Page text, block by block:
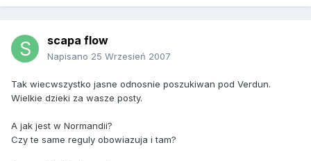
scapa flow
Napisano 25 Wrzesień 2007
Tak wiecwszystko jasne odnosnie poszukiwan pod Verdun.
Wielkie dzieki za wasze posty.
A jak jest w Normandii?
Czy te same reguly obowiazuja i tam?